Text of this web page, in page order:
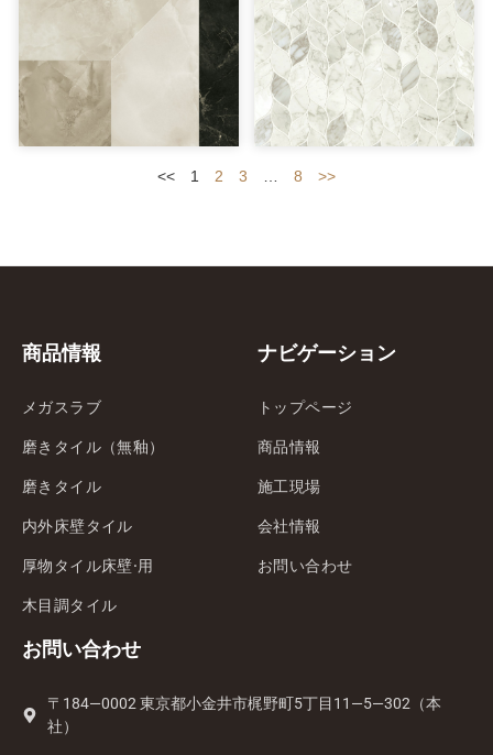
<< 1 2 3 8 >>
商品情報
メガスラブ
磨きタイル（無釉）
磨きタイル
内外床壁タイル
厚物タイル床壁·用
木目調タイル
ナビゲーション
トップページ
商品情報
施工現場
会社情報
お問い合わせ
お問い合わせ
〒184—0002 東京都小金井市梶野町5丁目11—5—302（本
社）